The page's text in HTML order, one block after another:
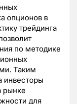
опционов в
трейдинга
по методике
Таким
инвесторы
рынке
для